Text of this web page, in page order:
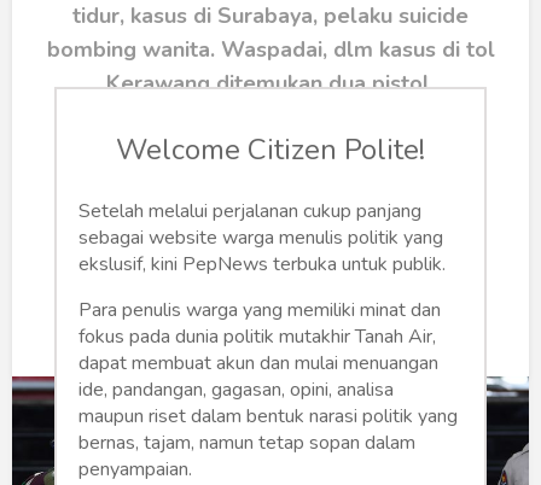
Internasional
Bisnis
Humaniora
Tekno
Gaya
Wisata
Wanita
tidur, kasus di Surabaya, pelaku suicide
bombing wanita. Waspadai, dlm kasus di tol
Kerawang ditemukan dua pistol.
Selasa, 8 Desember 2020 | 07:26 WIB
0 243
Welcome Citizen Polite!
Setelah melalui perjalanan cukup panjang
sebagai website warga menulis politik yang
ekslusif, kini PepNews terbuka untuk publik.
Para penulis warga yang memiliki minat dan
fokus pada dunia politik mutakhir Tanah Air,
dapat membuat akun dan mulai menuangan
ide, pandangan, gagasan, opini, analisa
maupun riset dalam bentuk narasi politik yang
bernas, tajam, namun tetap sopan dalam
penyampaian.